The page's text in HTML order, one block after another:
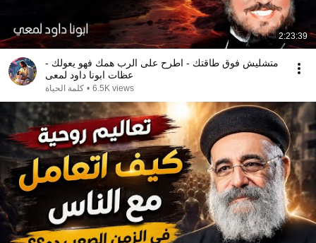
2:23:39
متشليش فوق طاقتك - اطرح على الرب همك فهو يعولك -
عظات ابونا داود لمعى
كلمة الحياة • 6.5K views